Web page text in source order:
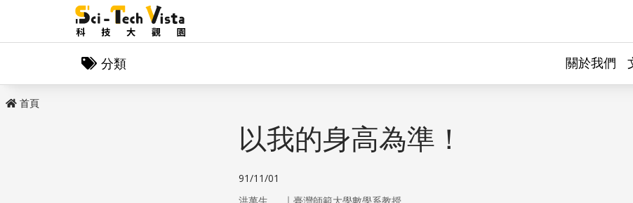
分類 關於我們
首頁
以我的身高為準！
91/11/01
｜